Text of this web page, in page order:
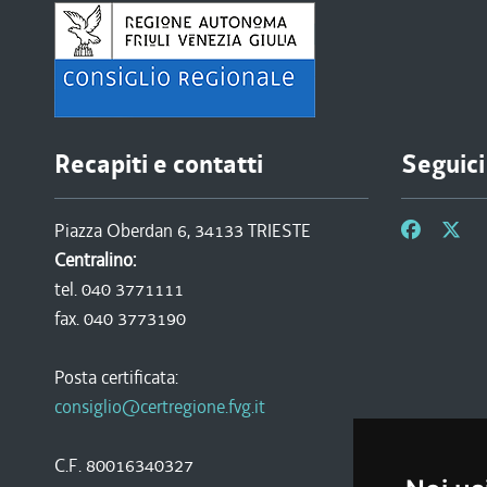
Recapiti e contatti
Piazza Oberdan 6, 34133 TRIESTE
Centralino:
tel. 040 3771111
fax. 040 3773190
Posta certificata:
consiglio@certregione.fvg.it
C.F. 80016340327